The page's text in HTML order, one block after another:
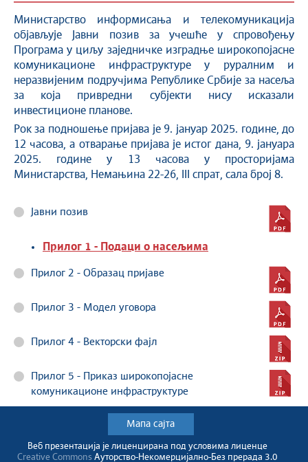
Министарство информисања и телекомуникација
објављује Јавни позив за учешће у спровођењу
Програма у циљу заједничке изградње широкопојасне
комуникационе инфраструктуре у руралним и
неразвијеним подручјима Републике Србије за насеља
за која привредни субјекти нису исказали
инвестиционе планове.
Рок за подношење пријава је 9. јануар 2025. године, до
12 часова, а отварање пријава је истог дана, 9. јануара
2025. године у 13 часова у просторијама
Министарства, Немањина 22-26, III спрат, сала број 8.
Јавни позив
Прилог 1 - Подаци о насељима
Прилог 2 - Образац пријаве
Прилог 3 - Модел уговора
Прилог 4 - Векторски фајл
Прилог 5 - Приказ широкопојасне
комуникационе инфраструктуре
Мапа сајта
Веб презентација jе лиценциранa под условима лиценце
Creative CommonsАуторство-Некомерцијално-Без прерада 3.0